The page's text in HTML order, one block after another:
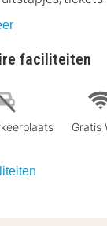
faciliteiten
Gratis